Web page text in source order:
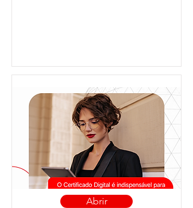
Abrir